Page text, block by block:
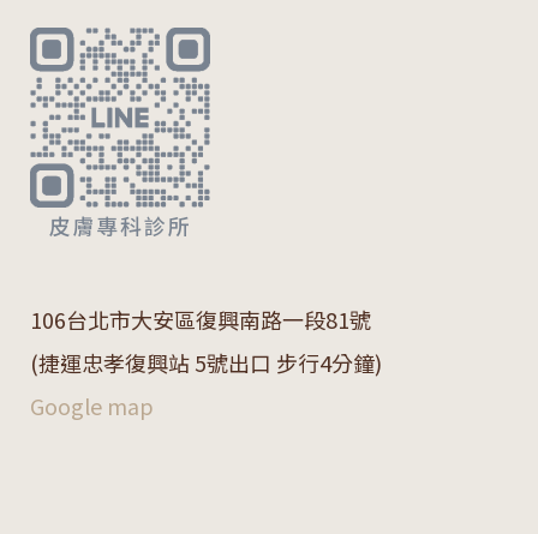
106台北市大安區復興南路一段81號
(捷運忠孝復興站 5號出口 步行4分鐘)
Google map